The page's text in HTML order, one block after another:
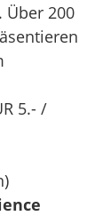
Über 200
5.- /